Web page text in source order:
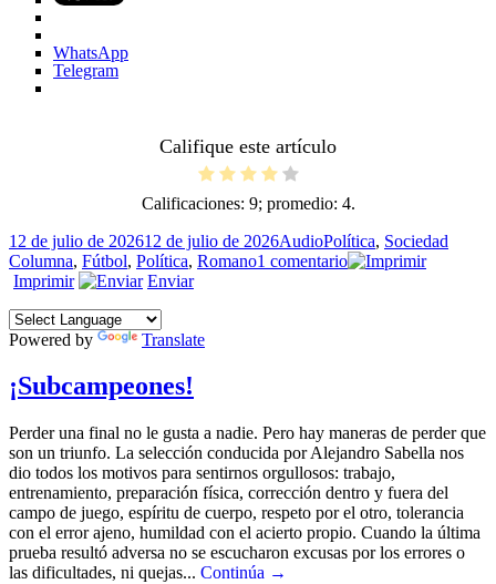
WhatsApp
Telegram
Califique este artículo
Calificaciones: 9; promedio: 4.
Publicado
el
12 de julio de 202612 de julio de 2026Formato
AudioCategorías
Política, Sociedad
Columna, Fútbol, Política, Romano1 comentarioen
Imprimir Enviar
Powered by Translate
¡Subcampeones!
Perder una final no le gusta a nadie. Pero hay maneras de perder que
son un triunfo. La selección conducida por Alejandro Sabella nos
dio todos los motivos para sentirnos orgullosos: trabajo,
entrenamiento, preparación física, corrección dentro y fuera del
campo de juego, espíritu de cuerpo, respeto por el otro, tolerancia
con el error ajeno, humildad con el acierto propio. Cuando la última
prueba resultó adversa no se escucharon excusas por los errores o
las dificultades, ni quejas... Continúa →